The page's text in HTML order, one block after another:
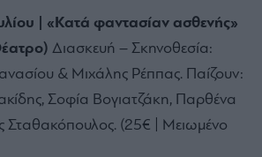
| «Κατά φαντασίαν ασθενής»
Διασκευή – Σκηνοθεσία:
& Μιχάλης Ρέππας. Παίζουν:
Σοφία Βογιατζάκη, Παρθένα
Σταθακόπουλος. (25€ | Μειωμένο